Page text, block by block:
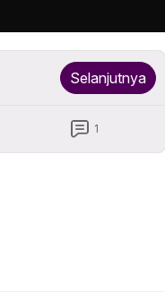
Selanjutnya
1